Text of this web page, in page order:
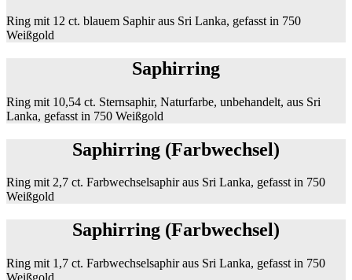
Ring mit 12 ct. blauem Saphir aus Sri Lanka, gefasst in 750
Weißgold
Saphirring
Ring mit 10,54 ct. Sternsaphir, Naturfarbe, unbehandelt, aus Sri
Lanka, gefasst in 750 Weißgold
Saphirring (Farbwechsel)
Ring mit 2,7 ct. Farbwechselsaphir aus Sri Lanka, gefasst in 750
Weißgold
Saphirring (Farbwechsel)
Ring mit 1,7 ct. Farbwechselsaphir aus Sri Lanka, gefasst in 750